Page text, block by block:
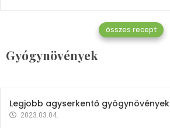
összes recept
Gyógynövények
Gyógynövények
Mindent a petrezselyemről
2023.12.21.
Legjobb agyserkentő gyógynövények
2023.03.04.